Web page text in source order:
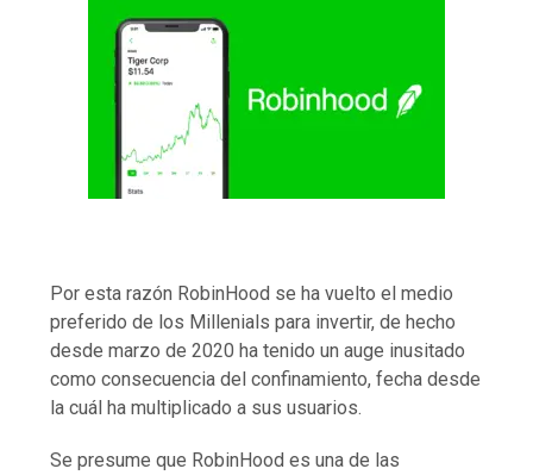
Por esta razón RobinHood se ha vuelto el medio
preferido de los Millenials para invertir, de hecho
desde marzo de 2020 ha tenido un auge inusitado
como consecuencia del confinamiento, fecha desde
la cuál ha multiplicado a sus usuarios.
Se presume que RobinHood es una de las